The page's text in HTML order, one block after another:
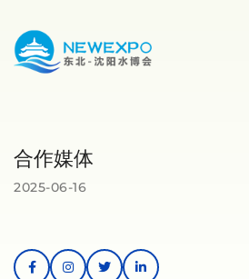
合作媒体
2025-06-16